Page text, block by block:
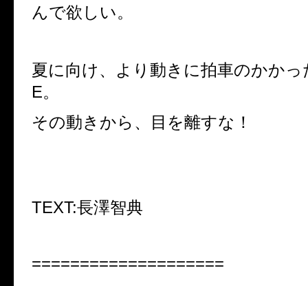
んで欲しい。
夏に向け、より動きに拍車のかかっ
E。
その動きから、目を離すな！
TEXT:長澤智典
====================